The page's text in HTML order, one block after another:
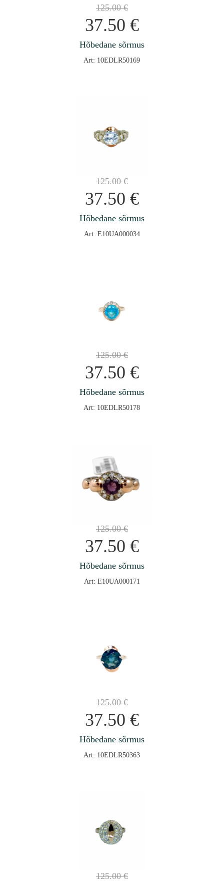
125.00€
37.50 €
Hõbedane sõrmus
Art: 10EDLR50169
125.00€
37.50 €
Hõbedane sõrmus
Art: E10UA000034
125.00€
37.50 €
Hõbedane sõrmus
Art: 10EDLR50178
125.00€
37.50 €
Hõbedane sõrmus
Art: E10UA000171
125.00€
37.50 €
Hõbedane sõrmus
Art: 10EDLR50363
125.00€